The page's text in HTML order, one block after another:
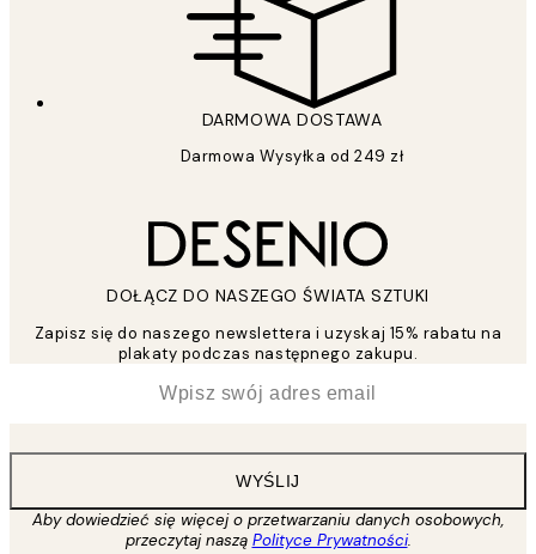
DARMOWA DOSTAWA
Darmowa Wysyłka od 249 zł
DOŁĄCZ DO NASZEGO ŚWIATA SZTUKI
Zapisz się do naszego newslettera i uzyskaj 15% rabatu na
plakaty podczas następnego zakupu.
WYŚLIJ
Aby dowiedzieć się więcej o przetwarzaniu danych osobowych,
przeczytaj naszą Polityce Prywatności.